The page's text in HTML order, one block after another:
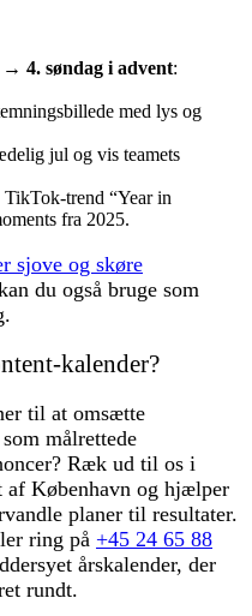
→ 4. søndag i advent:
med lys og
jul og vis teamets
TikTok-trend “Year in
fra 2025.
sjove og skøre
du også bruge som
kalender?
til at omsætte
som målrettede
Ræk ud til os i
af København og hjælper
planer til resultater.
ring på +45 24 65 88
årskalender, der
rundt.